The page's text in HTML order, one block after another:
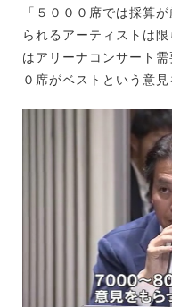
「５０００席では採算
られるアーティストは
はアリーナコンサート
０席がベストという意見